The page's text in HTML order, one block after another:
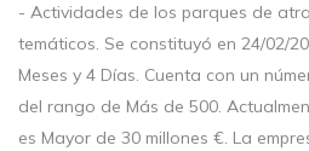
- Actividades de los parques de
temáticos. Se constituyó en 24/02/
Meses y 4 Días. Cuenta con un
del rango de Más de 500.
es Mayor de 30 millones €. La